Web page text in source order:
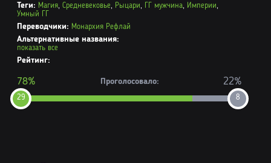
Теги: Магия, Средневековье, Рыцари, ГГ мужчина, Империи,
Умный ГГ
Переводчики: Монархия Рефлай
Альтернативные названия:
показать все
Рейтинг:
29
78% Проголосовало:
8
22%